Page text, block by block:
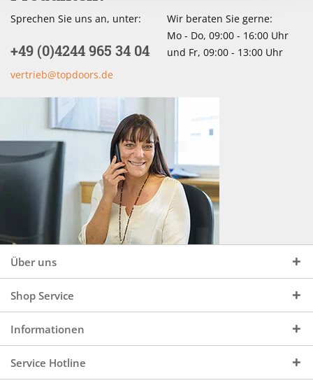
Sprechen Sie uns an, unter:
+49 (0)4244 965 34 04
vertrieb@topdoors.de
Wir beraten Sie gerne:
Mo - Do, 09:00 - 16:00 Uhr
und Fr, 09:00 - 13:00 Uhr
Über uns
Shop Service
Informationen
Service Hotline